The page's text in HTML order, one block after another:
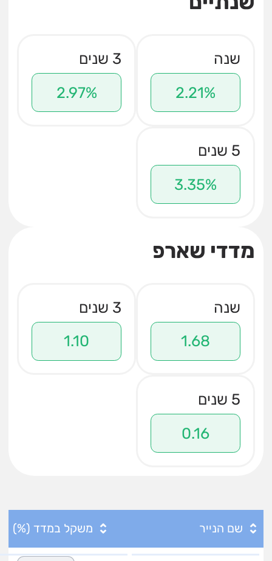
שנה
2.21%
3 שנים
2.97%
5 שנים
3.35%
מדדי שארפ
שנה
1.68
3 שנים
1.10
5 שנים
0.16
שם הנייר משקל במדד (%)